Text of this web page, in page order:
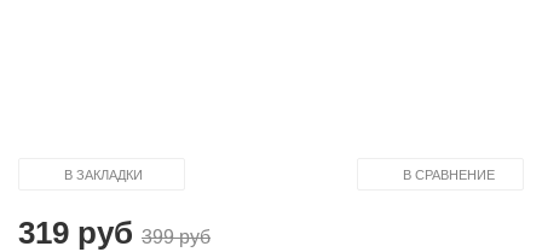
В ЗАКЛАДКИ В СРАВНЕНИЕ
319 руб 399 руб